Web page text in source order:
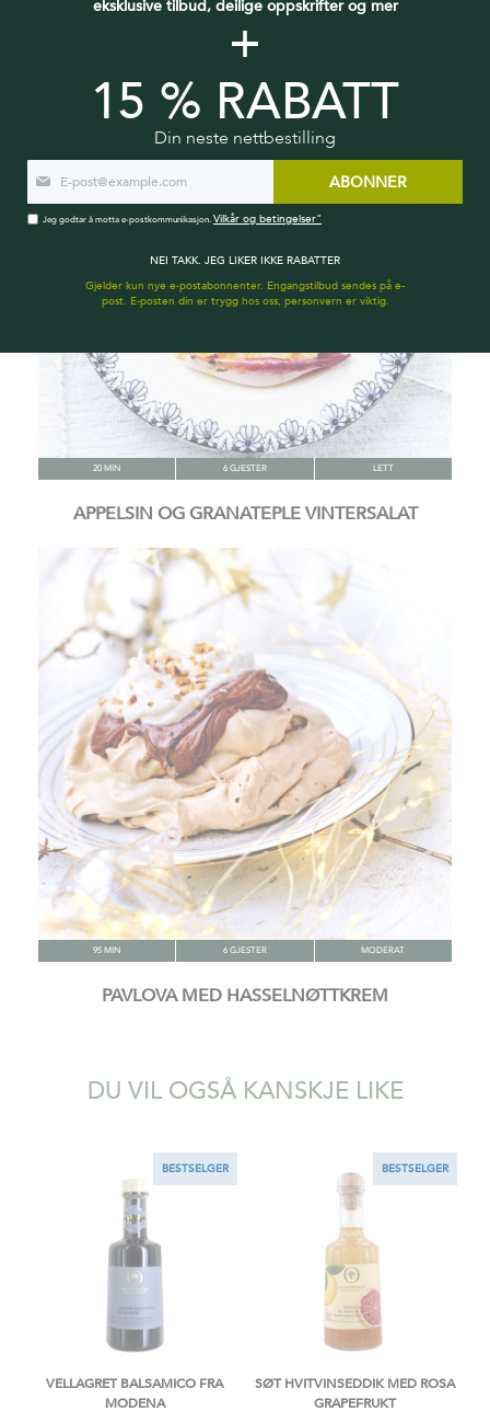
eksklusive tilbud, deilige oppskrifter og mer
+
15 % RABATT
Din neste nettbestilling
ABONNER
Jeg godtar å motta e-postkommunikasjon.Vilkår og betingelser"
NEI TAKK. JEG LIKER IKKE RABATTER
Gjelder kun nye e-postabonnenter. Engangstilbud sendes på e-
post. E-posten din er trygg hos oss, personvern er viktig.
BRINGEBÆRKAKE MED PISTASJ
20 MIN 6 GJESTER LETT
APPELSIN OG GRANATEPLE VINTERSALAT
95 MIN 6 GJESTER MODERAT
PAVLOVA MED HASSELNØTTKREM
DU VIL OGSÅ KANSKJE LIKE
BESTSELGER
VELLAGRET BALSAMICO FRA
MODENA
BESTSELGER
SØT HVITVINSEDDIK MED ROSA
GRAPEFRUKT